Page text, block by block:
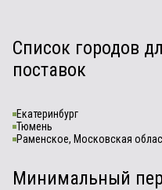
Список городов
поставок
Екатеринбург
Тюмень
Раменское, Московская
Минимальный